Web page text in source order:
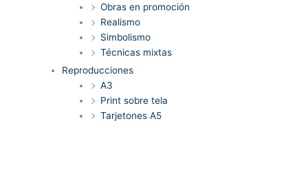
Obras en promoción
Realismo
Simbolismo
Técnicas mixtas
Reproducciones
A3
Print sobre tela
Tarjetones A5